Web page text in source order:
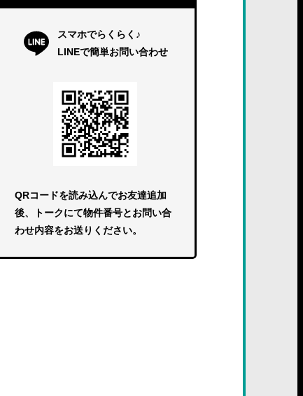
スマホでらくらく♪
LINEで簡単お問い合わせ
QRコードを読み込んでお友達追加
後、トークにて物件番号とお問い合
わせ内容をお送りください。